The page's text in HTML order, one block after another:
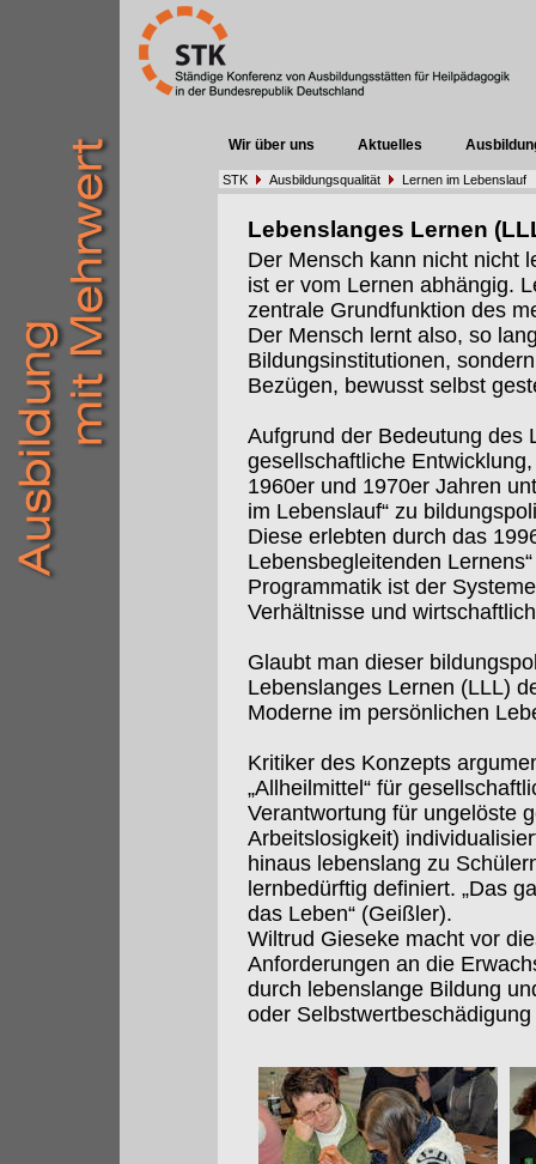
Wir über uns Aktuelles
STK Ausbildungsqualität Lernen im Lebenslauf
Lebenslanges Lernen
Der Mensch kann nicht nicht
ist er vom Lernen abhängig.
zentrale Grundfunktion des
Der Mensch lernt also, so
Bildungsinstitutionen,
Bezügen, bewusst selbst
Aufgrund der Bedeutung des
gesellschaftliche
1960er und 1970er Jahren
im Lebenslauf“ zu
Diese erlebten durch das
Lebensbegleitenden
Programmatik ist der
Verhältnisse und
Glaubt man dieser
Lebenslanges Lernen (LLL)
Moderne im persönlichen
Kritiker des Konzepts
„Allheilmittel“ für
Verantwortung für ungelöste
Arbeitslosigkeit)
hinaus lebenslang zu
lernbedürftig definiert. „Das
das Leben“ (Geißler).
Wiltrud Gieseke macht vor
Anforderungen an die
durch lebenslange Bildung
oder